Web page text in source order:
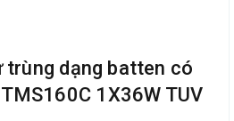
trùng dạng batten có
1X36W TUV